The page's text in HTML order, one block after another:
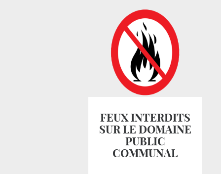
FEUX INTERDITS
SUR LE DOMAINE
PUBLIC
COMMUNAL